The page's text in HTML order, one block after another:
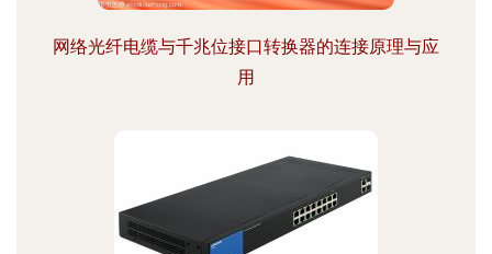
网络光纤电缆与千兆位接口转换器的连接原理与应
用